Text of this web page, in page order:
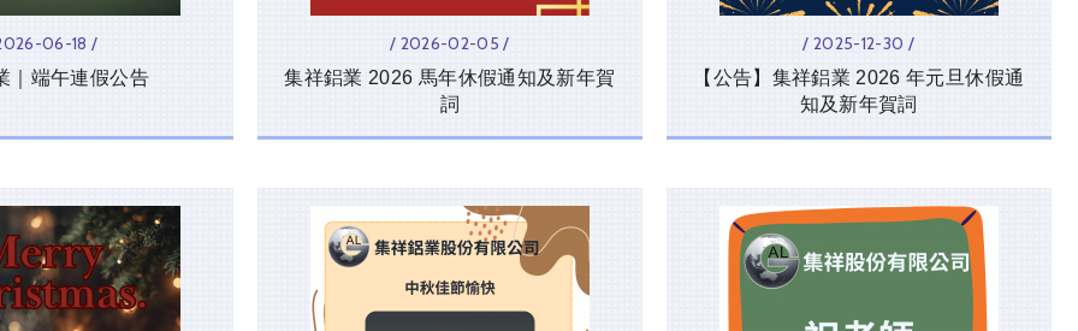
06-18 /
｜端午連假公告
/ 2026-02-05 /
集祥鋁業 2026 馬年休假通知及新年賀
詞
/ 2025-12-30 /
【公告】集祥鋁業 2026 年元旦休假通
知及新年賀詞